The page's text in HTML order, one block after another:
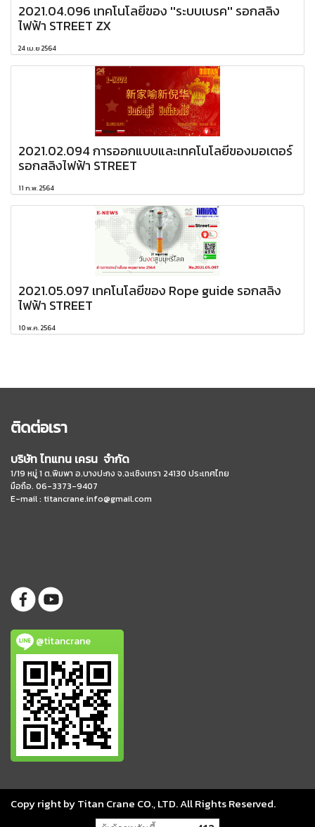
2021.04.096 เทคโนโลยีของ ''ระบบเบรค'' รอกสลิง
ไฟฟ้า STREET ZX
24 เม.ย 2564
2021.02.094 การออกแบบและเทคโนโลยีของมอเตอร์
รอกสลิงไฟฟ้า STREET
11 ก.พ. 2564
2021.05.097 เทคโนโลยีของ Rope guide รอกสลิง
ไฟฟ้า STREET
10 พ.ค. 2564
ติดต่อเรา
บริษัท ไทแทน เครน จำกัด
1/19 หมู่ 1 ต.พิมพา อ.บางปะกง จ.ฉะเชิงเทรา 24130 ประเทศไทย
มือถือ. 06-3373-9407
E-mail : titancrane.info@gmail.com
@titancrane
Copy right by Titan Crane CO., LTD. All Rights Reserved.